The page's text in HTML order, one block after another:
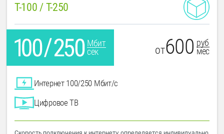
T-100 / T-250
Мбит
сек
от600 руб
мес
Интернет 100/250 Мбит/с
Цифровое ТВ